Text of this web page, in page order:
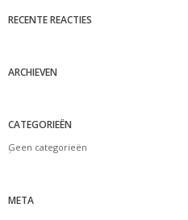
RECENTE REACTIES
ARCHIEVEN
CATEGORIEËN
Geen categorieën
META